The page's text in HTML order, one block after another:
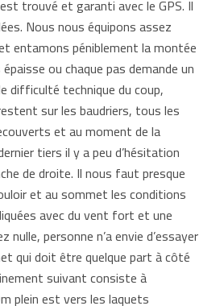
trouvé et garanti avec le GPS. Il
Nous nous équipons assez
entamons péniblement la montée
ou chaque pas demande un
difficulté technique du coup,
sur les baudriers, tous les
et au moment de la
tiers il y a peu d’hésitation
de droite. Il nous faut presque
et au sommet les conditions
avec du vent fort et une
nulle, personne n’a envie d’essayer
qui doit être quelque part à côté
suivant consiste à
plein est vers les laquets